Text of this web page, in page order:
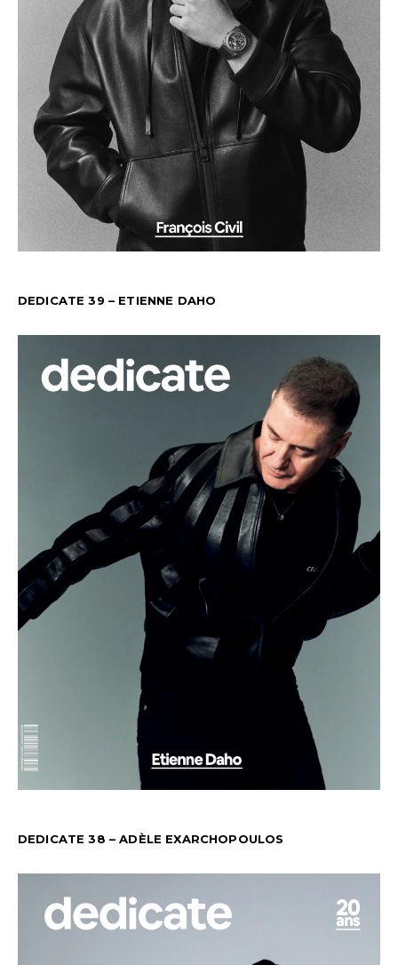
DEDICATE 39 – ETIENNE DAHO
DEDICATE 38 – ADÈLE EXARCHOPOULOS